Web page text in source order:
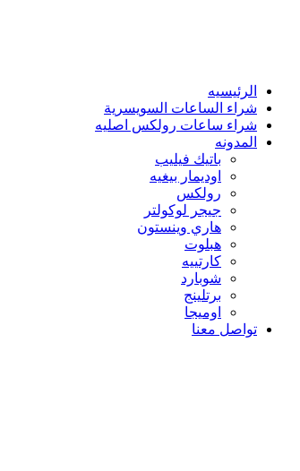
الرئيسيه
شراء الساعات السويسرية
شراء ساعات رولكس اصليه
المدونه
باتيك فيليب
اوديمار بيغيه
رولكس
جيجر لوكولتر
هاري وينستون
هبلوت
كارتييه
شوبارد
برتلينج
اوميجا
تواصل معنا